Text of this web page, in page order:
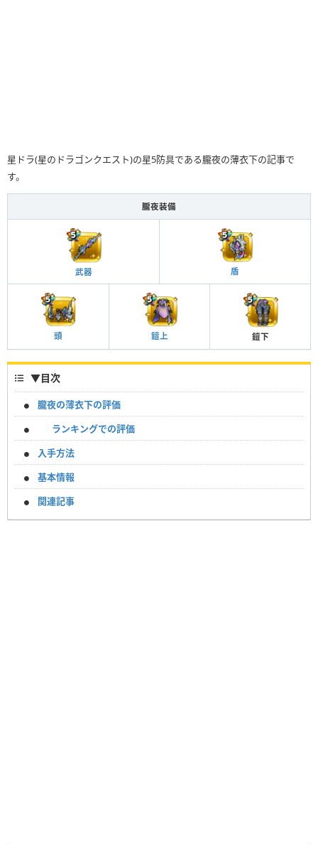
星ドラ(星のドラゴンクエスト)の星5防具である朧夜の薄衣下の記事で
す。
朧夜装備
武器 盾
頭 鎧上 鎧下
▼目次
朧夜の薄衣下の評価
ランキングでの評価
入手方法
基本情報
関連記事